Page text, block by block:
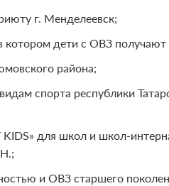
г. Менделеевск;
котором дети с ОВЗ
района;
спорта республики
для школ и школ-
и ОВЗ старшего